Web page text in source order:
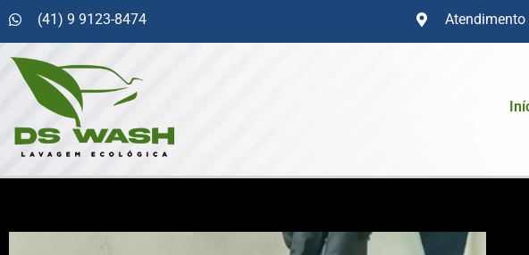
(41) 9 9123-8474 Atendimento